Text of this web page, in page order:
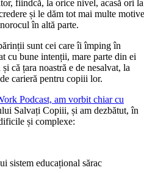
fiindcă, la orice nivel, acasă ori la
și le dăm tot mai multe motive
în altă parte.
sunt cei care îi împing în
cu bune intenții, mare parte din ei
că țara noastră e de nesalvat, la
carieră pentru copiii lor.
Podcast, am vorbit chiar cu
Salvați Copiii, și am dezbătut, în
și complexe:
sistem educațional sărac